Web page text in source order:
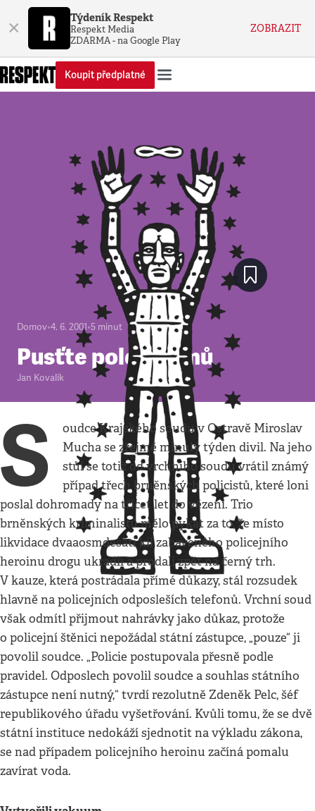
× Týdeník Respekt
Respekt Media
ZDARMA - na Google Play
ZOBRAZIT
Koupit předplatné
Domov•4. 6. 2001•5 minut
Pusťte poldy domů
Jan Kovalík
S
oudce Krajského soudu v Ostravě Miroslav
Mucha se zřejmě minulý týden divil. Na jeho
stůl se totiž od vrchního soudu vrátil známý
případ třech brněnských policistů, které loni
poslal dohromady na třicet let do vězení. Trio
brněnských kriminalistů mělo pykat za to, že místo
likvidace dvaaosmdesáti kil zabaveného policejního
heroinu drogu ukradli a prodali zpět na černý trh.
V kauze, která postrádala přímé důkazy, stál rozsudek
hlavně na policejních odposleších telefonů. Vrchní soud
však odmítl přijmout nahrávky jako důkaz, protože
o policejní štěnici nepožádal státní zástupce, „pouze“ ji
povolil soudce. „Policie postupovala přesně podle
pravidel. Odposlech povolil soudce a souhlas státního
zástupce není nutný,“ tvrdí rezolutně Zdeněk Pelc, šéf
republikového úřadu vyšetřování. Kvůli tomu, že se dvě
státní instituce nedokáží sjednotit na výkladu zákona,
se nad případem policejního heroinu začíná pomalu
zavírat voda.